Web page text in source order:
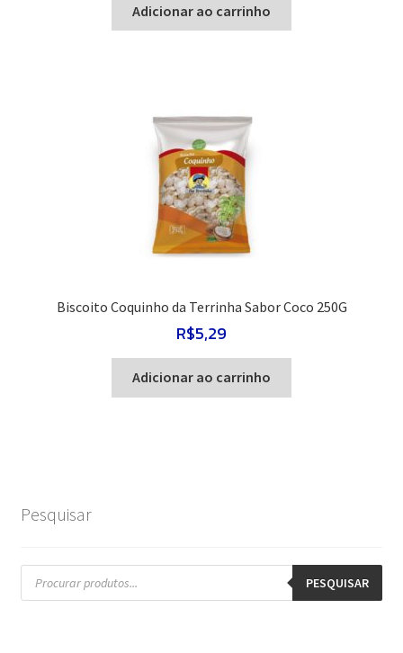
Adicionar ao carrinho
Biscoito Coquinho da Terrinha Sabor Coco 250G
R$5,29
Adicionar ao carrinho
Pesquisar
Pesquisar
produtos PESQUISAR